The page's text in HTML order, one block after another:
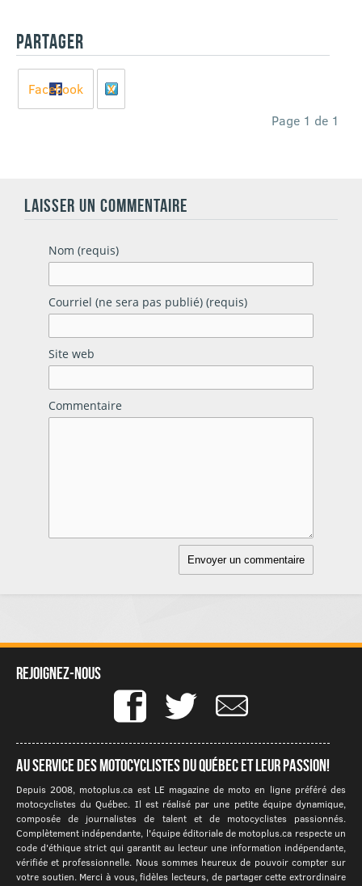
PARTAGER
Facebook
X
Page 1 de 1
LAISSER UN COMMENTAIRE
Nom (requis)
Courriel (ne sera pas publié) (requis)
Site web
Commentaire
Rejoignez-nous
Au service des motocyclistes du québec et leur passion!
Depuis 2008, motoplus.ca est LE magazine de moto en ligne préféré des
motocyclistes du Québec. Il est réalisé par une petite équipe dynamique,
composée de journalistes de talent et de motocyclistes passionnés.
Complètement indépendante, l'équipe éditoriale de motoplus.ca respecte un
code d'éthique strict qui garantit au lecteur une information indépendante,
vérifiée et professionnelle. Nous sommes heureux de pouvoir compter sur
votre soutien. Merci à vous, fidèles lecteurs, de partager cette extrordinaire